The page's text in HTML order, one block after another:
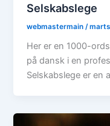
Selskabslege
webmastermain /
Her er en 1000-
på dansk i en
Selskabslege er en